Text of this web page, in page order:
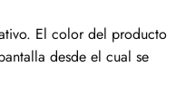
El color del producto
desde el cual se